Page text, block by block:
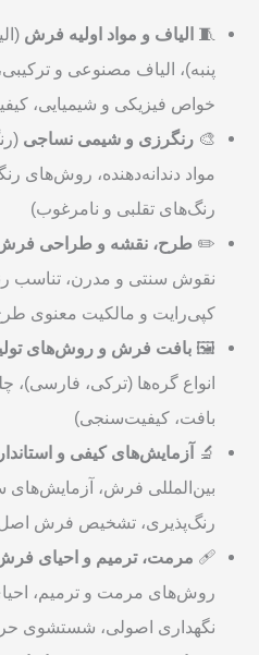
🧵 الیاف و مواد اولیه فرش
پنبه)، الیاف مصنوعی و
خواص فیزیکی و شیمیایی،
🎨 رنگرزی و شیمی نساجی
مواد دندانه‌دهنده، روش‌های
رنگ‌های تقلبی و نامرغوب)
✏️ طرح، نقشه و طراحی
نقوش سنتی و مدرن، تناسب
کپی‌رایت و مالکیت معنوی
🖼️ بافت فرش و روش‌های
انواع گره‌ها (ترکی، فارسی)،
بافت، کیفیت‌سنجی)
🔬
آزمایش‌های کیفی و
بین‌المللی فرش، آزمایش‌های
رنگ‌پذیری، تشخیص فرش اصل
🩹 مرمت، ترمیم و احیای
روش‌های مرمت و ترمیم،
نگهداری اصولی، شستشوی